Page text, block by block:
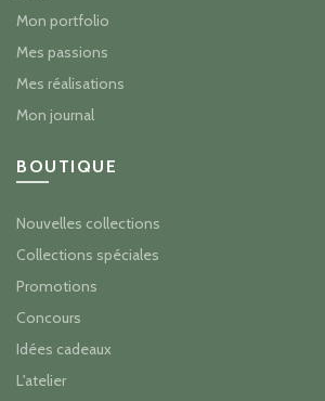
Mon portfolio
Mes passions
Mes réalisations
Mon journal
BOUTIQUE
Nouvelles collections
Collections spéciales
Promotions
Concours
Idées cadeaux
L'atelier